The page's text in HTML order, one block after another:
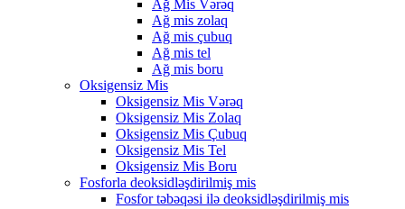
Ağ Mis Vərəq
Ağ mis zolaq
Ağ mis çubuq
Ağ mis tel
Ağ mis boru
Oksigensiz Mis
Oksigensiz Mis Vərəq
Oksigensiz Mis Zolaq
Oksigensiz Mis Çubuq
Oksigensiz Mis Tel
Oksigensiz Mis Boru
Fosforla deoksidləşdirilmiş mis
Fosfor təbəqəsi ilə deoksidləşdirilmiş mis